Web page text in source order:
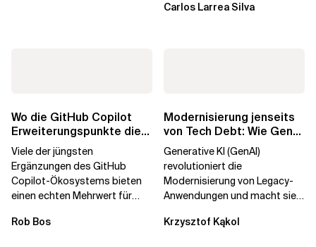
Carlos Larrea Silva
Wo die GitHub Copilot
Erweiterungspunkte die
Governance brechen
Viele der jüngsten
Ergänzungen des GitHub
Copilot-Ökosystems bieten
einen echten Mehrwert für
aber auch die...
Rob Bos
Modernisierung jenseits
von Tech Debt: Wie GenAI
die
Generative KI (GenAI)
revolutioniert die
Modernisierung von Legacy-
Anwendungen und macht sie
Durch die Automatisierung...
Krzysztof Kąkol